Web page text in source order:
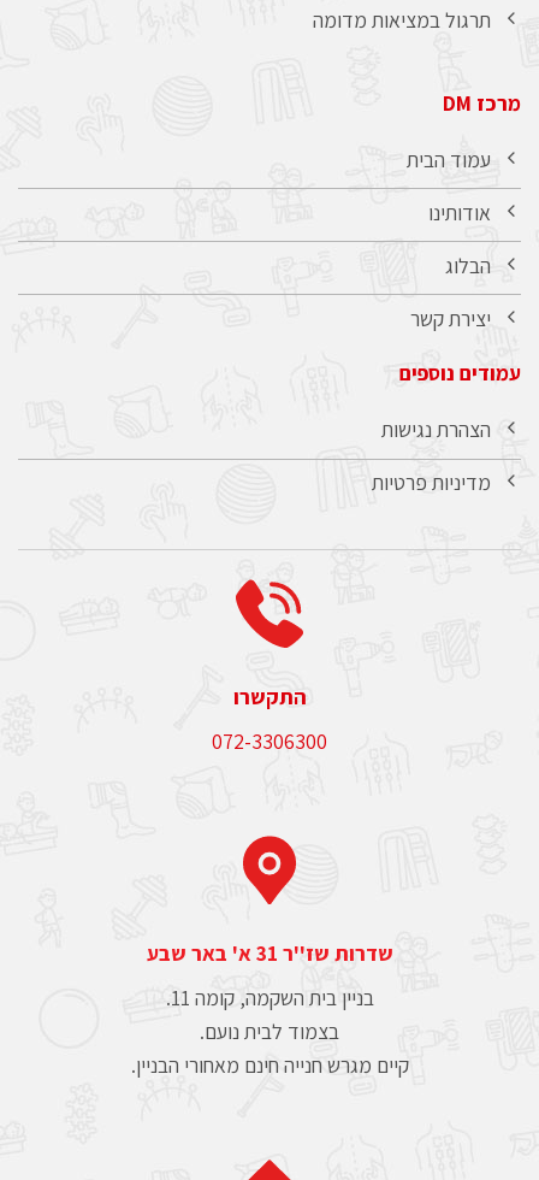
תרגול במציאות מדומה
מרכז DM
עמוד הבית
אודותינו
הבלוג
יצירת קשר
עמודים נוספים
הצהרת נגישות
מדיניות פרטיות
התקשרו
072-3306300
שדרות שז''ר 31 א' באר שבע
בניין בית השקמה, קומה 11.
בצמוד לבית נועם.
קיים מגרש חנייה חינם מאחורי הבניין.